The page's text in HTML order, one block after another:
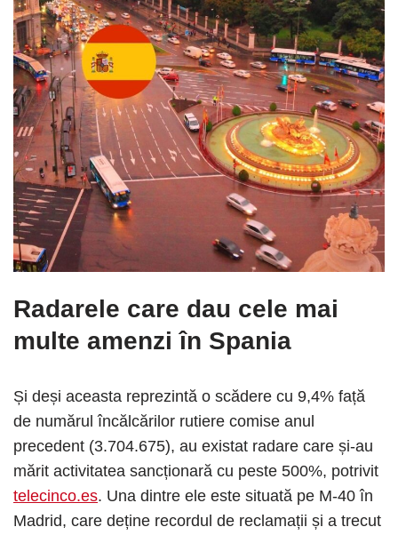
Radarele care dau cele mai
multe amenzi în Spania
Și deși aceasta reprezintă o scădere cu 9,4% față
de numărul încălcărilor rutiere comise anul
precedent (3.704.675), au existat radare care și-au
mărit activitatea sancționară cu peste 500%, potrivit
telecinco.es. Una dintre ele este situată pe M-40 în
Madrid, care deține recordul de reclamații și a trecut